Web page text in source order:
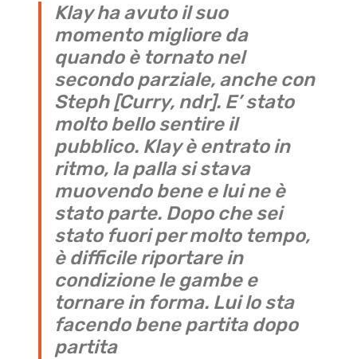
Klay ha avuto il suo
momento migliore da
quando è tornato nel
secondo parziale, anche con
Steph [Curry, ndr]. E’ stato
molto bello sentire il
pubblico. Klay è entrato in
ritmo, la palla si stava
muovendo bene e lui ne è
stato parte. Dopo che sei
stato fuori per molto tempo,
è difficile riportare in
condizione le gambe e
tornare in forma. Lui lo sta
facendo bene partita dopo
partita